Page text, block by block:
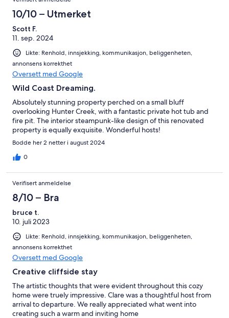
10/10 – Utmerket
Scott F.
11. sep. 2024
Likte: Renhold, innsjekking, kommunikasjon, beliggenheten,
annonsens korrekthet
Oversett med Google
Wild Coast Dreaming.
Absolutely stunning property perched on a small bluff
overlooking Hunter Creek, with a fantastic private hot tub and
fire pit. The interior steampunk-like design of this renovated
property is equally exquisite. Wonderful hosts!
Bodde her 2 netter i august 2024
0
Verifisert anmeldelse
8/10 – Bra
bruce t.
10. juli 2023
Likte: Renhold, innsjekking, kommunikasjon, beliggenheten,
annonsens korrekthet
Oversett med Google
Creative cliffside stay
The artistic thoughts that were evident throughout this cozy
home were truely impressive. Clare was a thoughtful host from
arrival to departure. We really appreciated what went into
creating such a warm and inviting home